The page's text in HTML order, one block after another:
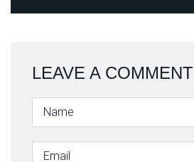
LEAVE A COMMENT